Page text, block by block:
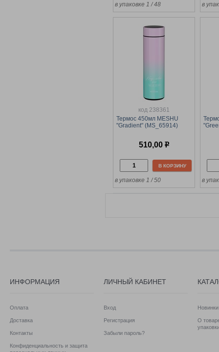
в упаковке 1 / 48 в
код 238361
Термос 450мл MESHU
"Gradient" (MS_65914)
510,00 р
В КОРЗИНУ
в упаковке 1 / 50 в
ИНФОРМАЦИЯ
Оплата
Доставка
Контакты
Конфиденциальность и защита
ЛИЧНЫЙ КАБИНЕТ
Вход
Регистрация
Забыли пароль?
Новинки
О